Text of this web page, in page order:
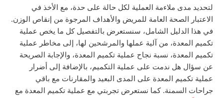
لتحديد مدى ملاءمة العملية لكل حالة على حدة، مع الأخذ في
الاعتبار الصحة العامة للمريض والأهداف المرجوة من إنقاص الوزن.
في هذا الدليل الشامل، سنستعرض بالتفصيل كل ما يخص عملية
تكميم المعدة، من آلية عملها والمرشحين لها، إلى مخاطر عملية
تكميم المعدة، نسبة نجاح عملية تكميم المعدة، والإجابة الصريحة
عن سؤال هل ندمت على عملية التكميم، بالإضافة إلى أضرار
عملية تكميم المعدة على المدى البعيد والمقارنات مع باقي
جراحات السمنة. كما نستعرض تجربتي مع عملية تكميم المعدة مع